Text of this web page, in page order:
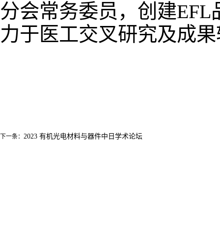
分会常务委员，创建EFL
力于医工交叉研究及成
下一条： 2023 有机光电材料与器件中日学术论坛